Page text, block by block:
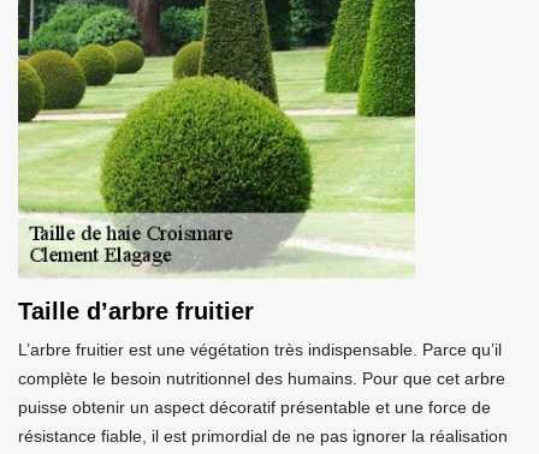
Taille d’arbre fruitier
L’arbre fruitier est une végétation très indispensable. Parce qu’il
complète le besoin nutritionnel des humains. Pour que cet arbre
puisse obtenir un aspect décoratif présentable et une force de
résistance fiable, il est primordial de ne pas ignorer la réalisation